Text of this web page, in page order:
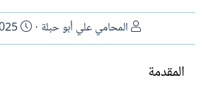
ا
ل
المحامي علي أبو حبلة
ت
ا
المقدمة